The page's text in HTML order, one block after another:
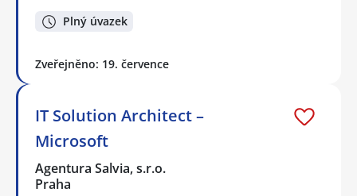
Plný úvazek
Zveřejněno: 19. července
IT Solution Architect –
Microsoft
Agentura Salvia, s.r.o.
Praha